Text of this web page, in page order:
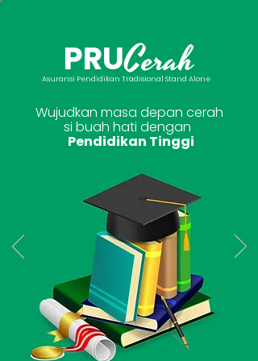
PRUCerah
Asuransi Pendidikan Tradisional Stand Alone
Wujudkan masa depan cerah
si buah hati dengan
Pendidikan Tinggi